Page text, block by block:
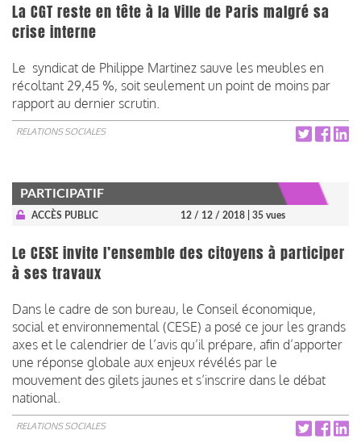
La CGT reste en tête à la Ville de Paris malgré sa
crise interne
Le syndicat de Philippe Martinez sauve les meubles en
récoltant 29,45 %, soit seulement un point de moins par
rapport au dernier scrutin.
RELATIONS SOCIALES
PARTICIPATIF
ACCÈS PUBLIC 12 / 12 / 2018 | 35 vues
Le CESE invite l’ensemble des citoyens à participer
à ses travaux
Dans le cadre de son bureau, le Conseil économique,
social et environnemental (CESE) a posé ce jour les grands
axes et le calendrier de l’avis qu’il prépare, afin d’apporter
une réponse globale aux enjeux révélés par le
mouvement des gilets jaunes et s’inscrire dans le débat
national.
RELATIONS SOCIALES